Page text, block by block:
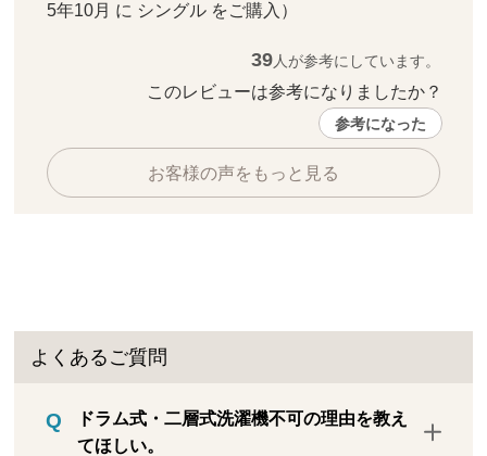
5年10月 に シングル をご購入）
39人が参考にしています。
このレビューは参考になりましたか？
参考になった
お客様の声をもっと見る
よくあるご質問
ドラム式・二層式洗濯機不可の理由を教え
てほしい。